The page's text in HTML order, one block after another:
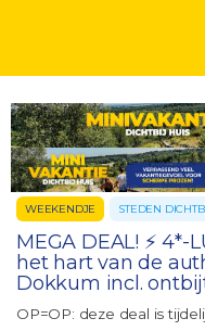
WEEKENDJE STEDEN
MEGA DEAL! ⚡ 4*-
het hart van de
Dokkum incl.
OP=OP: deze deal is